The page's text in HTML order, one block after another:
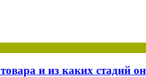
и из каких стадий он